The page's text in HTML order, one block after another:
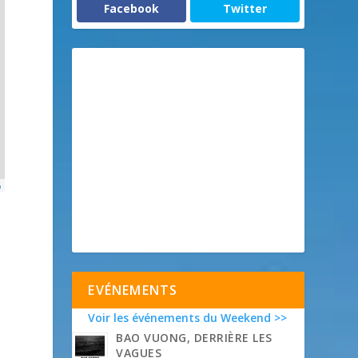
Facebook Twitter
EVÉNEMENTS
Voir les événements du Weekend >>
BAO VUONG, DERRIÈRE LES
VAGUES